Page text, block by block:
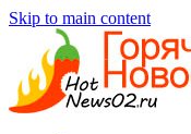
Skip to main content